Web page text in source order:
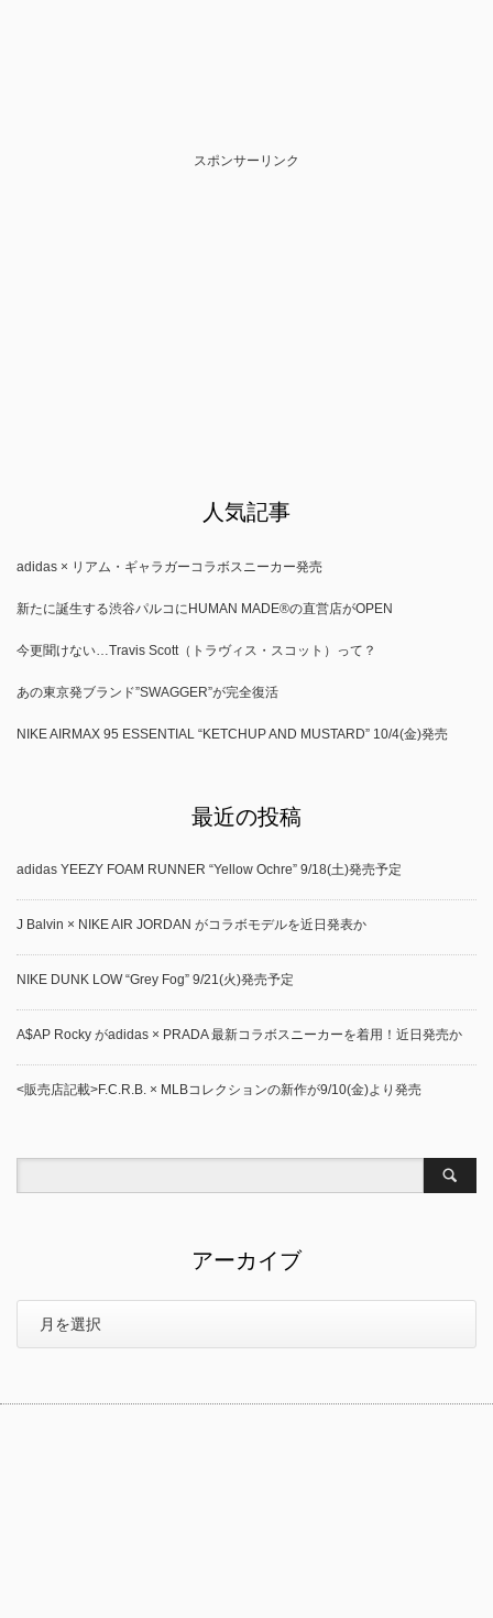
スポンサーリンク
人気記事
adidas × リアム・ギャラガーコラボスニーカー発売
新たに誕生する渋谷パルコにHUMAN MADE®の直営店がOPEN
今更聞けない…Travis Scott（トラヴィス・スコット）って？
あの東京発ブランド”SWAGGER”が完全復活
NIKE AIRMAX 95 ESSENTIAL “KETCHUP AND MUSTARD” 10/4(金)発売
最近の投稿
adidas YEEZY FOAM RUNNER “Yellow Ochre” 9/18(土)発売予定
J Balvin × NIKE AIR JORDAN がコラボモデルを近日発表か
NIKE DUNK LOW “Grey Fog” 9/21(火)発売予定
A$AP Rocky がadidas × PRADA 最新コラボスニーカーを着用！近日発売か
<販売店記載>F.C.R.B. × MLBコレクションの新作が9/10(金)より発売
アーカイブ